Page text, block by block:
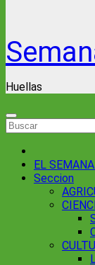
Huellas
EL
Seccion